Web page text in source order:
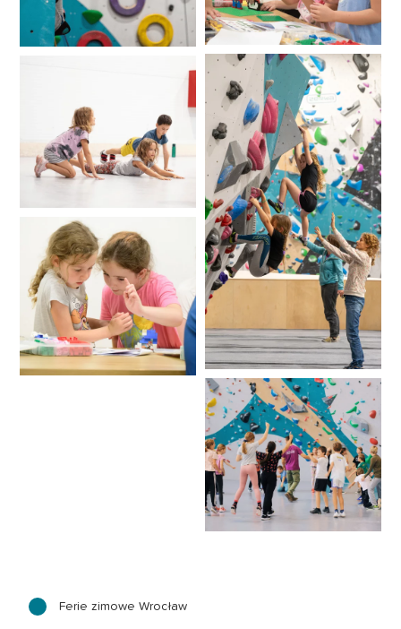
Ferie zimowe Wrocław